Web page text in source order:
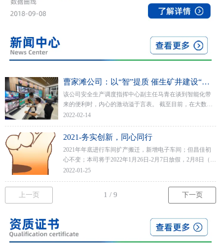
曹家滩公司：以“智”提质 催生矿井建设“新担当
该公司安全生产调度指挥中心副主任马青在谈到智能化带
来的便利时，内心的激动溢于言表。 截至目前，在大数据
的推动下，该公司矿井各排水点均已实现了水泵自动启停
2022-02-14
2021-务实创新，同心同行
2021年年底进行车间扩产搬迁，新增电子车间；但昌佳初
心不变；本司将于2022年1月26日-2月7日放假，2月8日（初
八）正式恢复生产新一年的钟声即将敲响，在此祝福大家
2022-01-25
上一页 下一页